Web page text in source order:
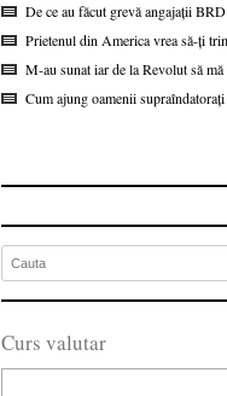
De ce au făcut grevă angajații BRD
Prietenul din America vrea să-ți
M-au sunat iar de la Revolut să mă
Cum ajung oamenii
Curs valutar